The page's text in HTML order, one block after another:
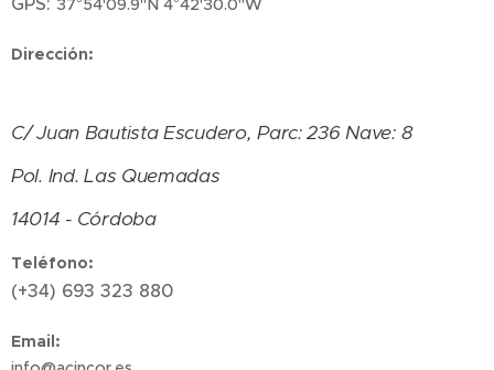
37°54'09.9"N 4°42'30.0"W
Dirección:
C/ Juan Bautista Escudero, Parc: 236 Nave: 8
Pol. Ind. Las Quemadas
14014 - Córdoba
Teléfono:
(+34) 693 323 880
Email: